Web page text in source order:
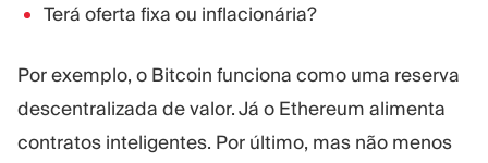
Terá oferta fixa ou inflacionária?
Por exemplo, o Bitcoin funciona como uma reserva
descentralizada de valor. Já o Ethereum alimenta
contratos inteligentes. Por último, mas não menos